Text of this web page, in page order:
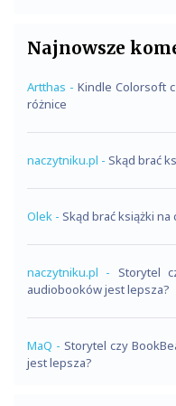
Najnowsze
Artthas - Kindle Colorsoft
różnice
naczytniku.pl - Skąd brać
Olek - Skąd brać książki
naczytniku.pl - Storytel
audiobooków jest lepsza?
MaQ - Storytel czy
jest lepsza?